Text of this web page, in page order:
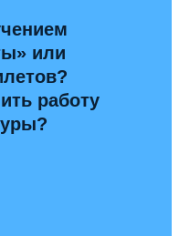
или
работу